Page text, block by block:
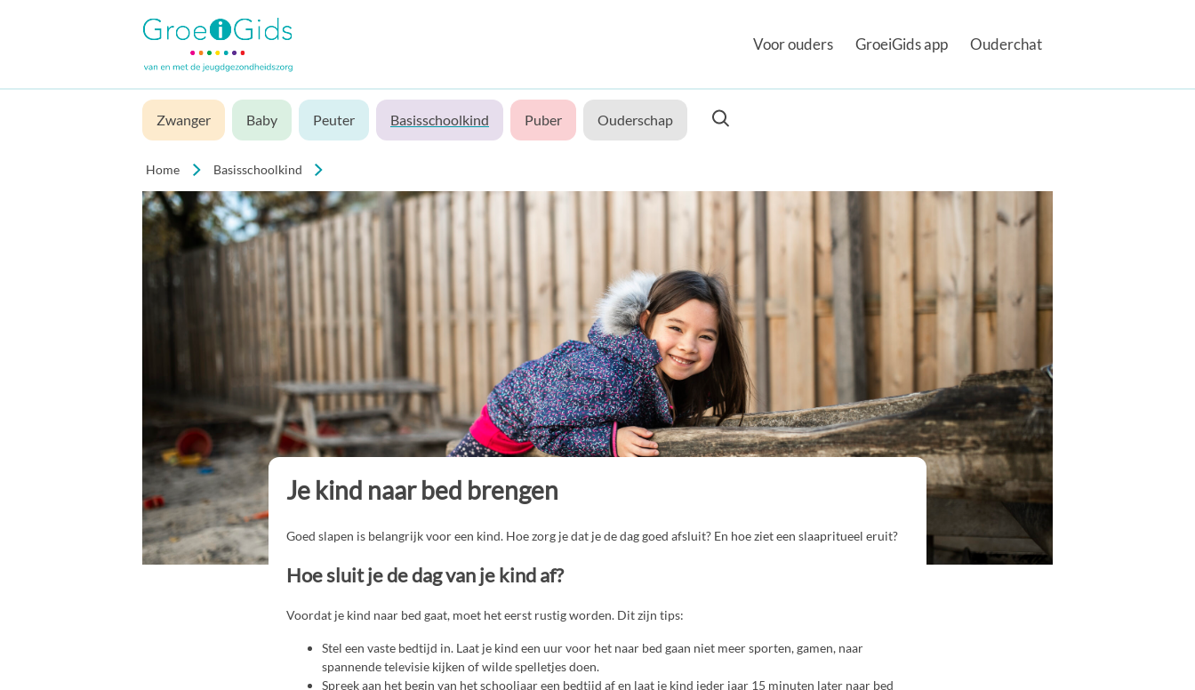
Voor ouders GroeiGids app Ouderchat
Zwanger Baby Peuter Basisschoolkind Puber Ouderschap
Home Basisschoolkind
Je kind naar bed brengen
Goed slapen is belangrijk voor een kind. Hoe zorg je dat je de dag goed afsluit? En hoe ziet een slaapritueel eruit?
Hoe sluit je de dag van je kind af?
Voordat je kind naar bed gaat, moet het eerst rustig worden. Dit zijn tips:
Stel een vaste bedtijd in. Laat je kind een uur voor het naar bed gaan niet meer sporten, gamen, naar
spannende televisie kijken of wilde spelletjes doen.
Spreek aan het begin van het schooljaar een bedtijd af en laat je kind ieder jaar 15 minuten later naar bed